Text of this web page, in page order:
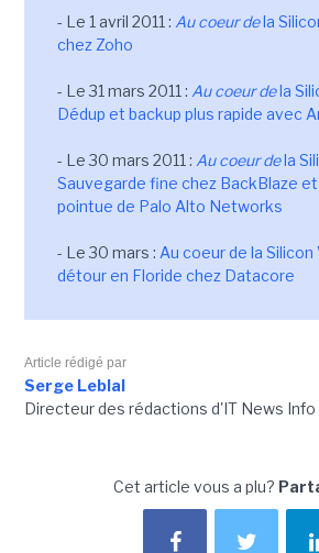
- Le 1 avril 2011 : Au coeur dela
chez Zoho
- Le 31 mars 2011 : Au coeur dela
Dédup et backup plus rapide avec
- Le 30 mars 2011 : Au coeur dela
Sauvegarde fine chez BackBlaze
pointue de Palo Alto Networks
- Le 30 mars : Au coeur de la Silicon
détour en Floride chez Datacore
Article rédigé par
Serge Leblal
Directeur des rédactions d'IT News Info
Cet article vous a plu?